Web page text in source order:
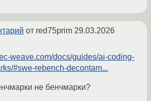
от red75prim 29.03.2026
weave.com/docs/guides/ai-coding-
#swe-rebench-decontam...
не бенчмарки?